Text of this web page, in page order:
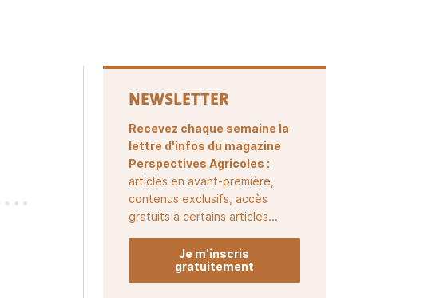
NEWSLETTER
Recevez chaque semaine la
lettre d'infos du magazine
Perspectives Agricoles :
articles en avant-première,
contenus exclusifs, accès
gratuits à certains articles...
Je m'inscris
gratuitement